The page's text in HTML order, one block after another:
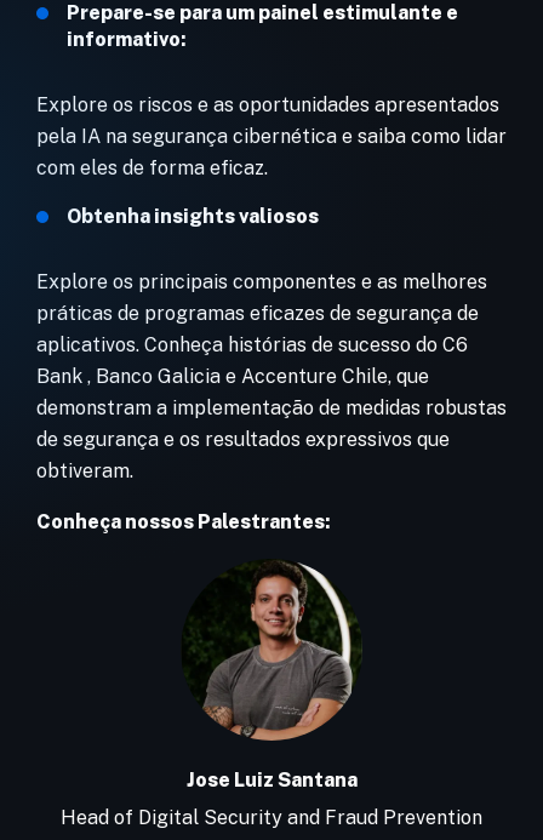
Prepare-se para um painel estimulante e
informativo:
Explore os riscos e as oportunidades apresentados
pela IA na segurança cibernética e saiba como lidar
com eles de forma eficaz.
Obtenha insights valiosos
Explore os principais componentes e as melhores
práticas de programas eficazes de segurança de
aplicativos. Conheça histórias de sucesso do C6
Bank , Banco Galicia e Accenture Chile, que
demonstram a implementação de medidas robustas
de segurança e os resultados expressivos que
obtiveram.
Conheça nossos Palestrantes:
Jose Luiz Santana
Head of Digital Security and Fraud Prevention